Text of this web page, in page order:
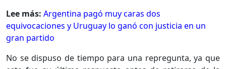
Lee más: Argentina pagó muy caras dos
equivocaciones y Uruguay lo ganó con justicia en un
gran partido
No se dispuso de tiempo para una repregunta, ya que